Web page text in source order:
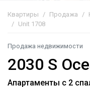
Квартиры Продажа
Unit 1708
Продажа недвижимости
2030 S
Апартаменты с 2